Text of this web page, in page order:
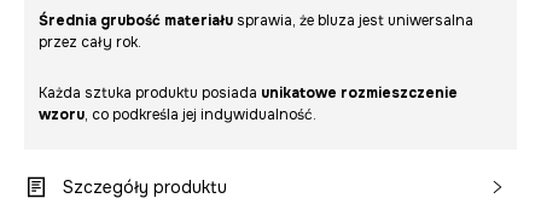
Średnia grubość materiału sprawia, że bluza jest uniwersalna
przez cały rok.
Każda sztuka produktu posiada unikatowe rozmieszczenie
wzoru, co podkreśla jej indywidualność.
Szczegóły produktu